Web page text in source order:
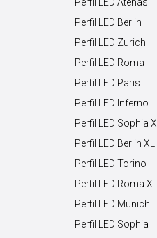
Perfil LED Berlin
Perfil LED Zurich
Perfil LED Roma
Perfil LED Paris
Perfil LED Inferno
Perfil LED Sophia XL
Perfil LED Berlin XL
Perfil LED Torino
Perfil LED Roma XL
Perfil LED Munich
Perfil LED Sophia